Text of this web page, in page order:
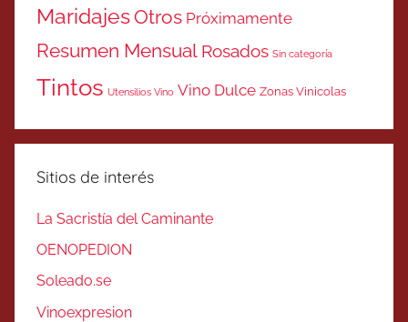
MaridajesOtros Próximamente
Resumen Mensual Rosados Sin categoría
Tintos Utensilios Vino Vino Dulce Zonas Vinicolas
Sitios de interés
La Sacristía del Caminante
OENOPEDION
Soleado.se
Vinoexpresion